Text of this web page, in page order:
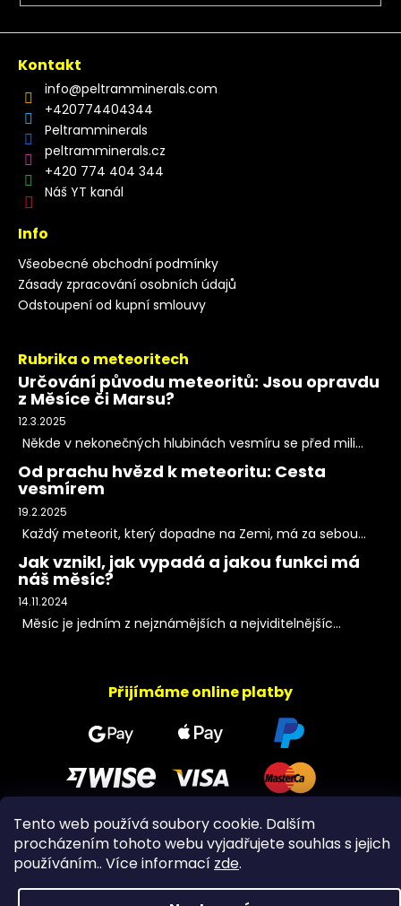
Tento web používá soubory cookie. Dalším
procházením tohoto webu vyjadřujete souhlas s jejich
používáním.. Více informací zde.
Kontakt
info@peltramminerals.com
+420774404344
Peltramminerals
peltramminerals.cz
+420 774 404 344
Náš YT kanál
Info
Všeobecné obchodní podmínky
Zásady zpracování osobních údajů
Odstoupení od kupní smlouvy
Rubrika o meteoritech
Určování původu meteoritů: Jsou opravdu
z Měsíce či Marsu?
12.3.2025
Někde v nekonečných hlubinách vesmíru se před mili...
Od prachu hvězd k meteoritu: Cesta
vesmírem
19.2.2025
Každý meteorit, který dopadne na Zemi, má za sebou...
Jak vznikl, jak vypadá a jakou funkci má
náš měsíc?
14.11.2024
Měsíc je jedním z nejznámějších a nejviditelnějšíc...
Přijímáme online platby
Copyright 2026PeltramMinerals. Všechna práva
vyhrazena.